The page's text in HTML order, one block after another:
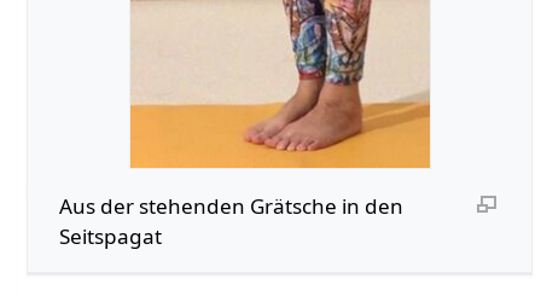
Aus der stehenden Grätsche in den
Seitspagat